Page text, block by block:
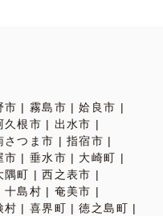
市 霧島市
姶良市
久根市
出水市
さつま市
指宿市
市 垂水市
大崎町
隅町
西之表市
十島村
奄美市
村 喜界町
徳之島町